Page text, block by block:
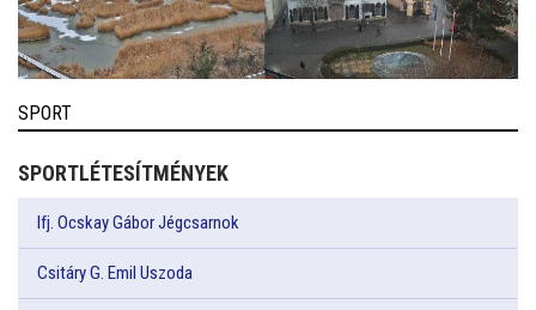
SPORT
SPORTLÉTESÍTMÉNYEK
Ifj. Ocskay Gábor Jégcsarnok
Csitáry G. Emil Uszoda